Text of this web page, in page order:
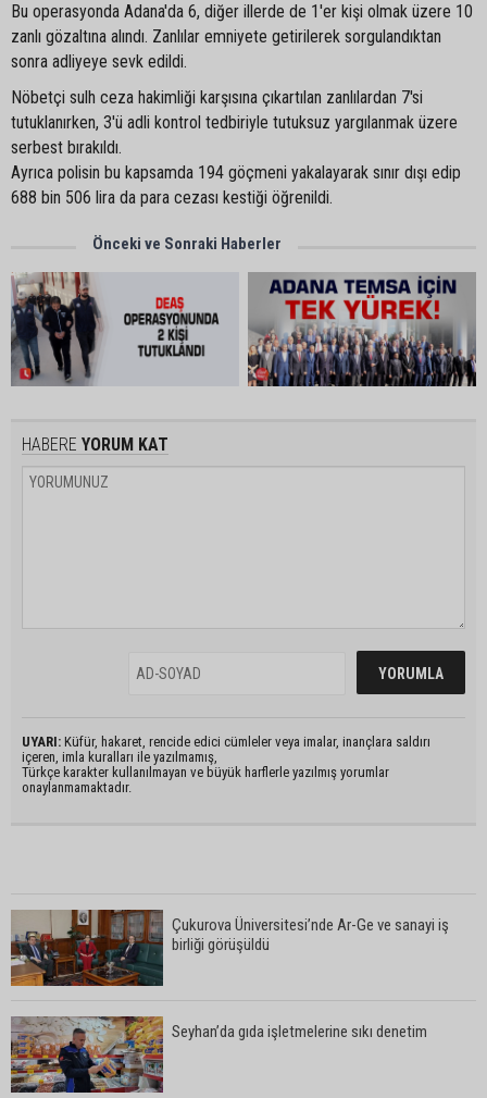
Bu operasyonda Adana'da 6, diğer illerde de 1'er kişi olmak üzere 10
zanlı gözaltına alındı. Zanlılar emniyete getirilerek sorgulandıktan
sonra adliyeye sevk edildi.
Nöbetçi sulh ceza hakimliği karşısına çıkartılan zanlılardan 7'si
tutuklanırken, 3'ü adli kontrol tedbiriyle tutuksuz yargılanmak üzere
serbest bırakıldı.
Ayrıca polisin bu kapsamda 194 göçmeni yakalayarak sınır dışı edip
688 bin 506 lira da para cezası kestiği öğrenildi.
Önceki ve Sonraki Haberler
HABERE YORUM KAT
UYARI: Küfür, hakaret, rencide edici cümleler veya imalar, inançlara saldırı
içeren, imla kuralları ile yazılmamış,
Türkçe karakter kullanılmayan ve büyük harflerle yazılmış yorumlar
onaylanmamaktadır.
Çukurova Üniversitesi’nde Ar-Ge ve sanayi iş
birliği görüşüldü
Seyhan’da gıda işletmelerine sıkı denetim